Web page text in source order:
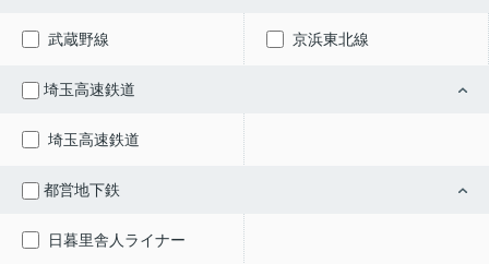
武蔵野線 京浜東北線
埼玉高速鉄道
埼玉高速鉄道
都営地下鉄
日暮里舎人ライナー